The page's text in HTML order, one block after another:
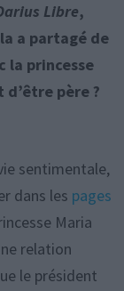
Libre,
a partagé de
la princesse
père ?
sentimentale,
dans les pages
Maria
relation
le président